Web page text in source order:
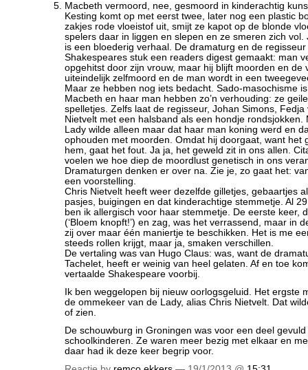
Macbeth vermoord, nee, gesmoord in kinderachtig
Kesting komt op met eerst twee, later nog een plastic
zakjes rode vloeistof uit, smijt ze kapot op de blonde
spelers daar in liggen en slepen en ze smeren zich vol.
is een bloederig verhaal. De dramaturg en de
Shakespeares stuk een readers digest gemaakt: man
opgehitst door zijn vrouw, maar hij blijft moorden en de
uiteindelijk zelfmoord en de man wordt in een
Maar ze hebben nog iets bedacht. Sado-masochisme
Macbeth en haar man hebben zo’n verhouding: ze
spelletjes. Zelfs laat de regisseur, Johan Simons, Fedja
Nietvelt met een halsband als een hondje rondsjokken.
Lady wilde alleen maar dat haar man koning werd en
ophouden met moorden. Omdat hij doorgaat, want het
hem, gaat het fout. Ja ja, het geweld zit in ons allen.
voelen we hoe diep de moordlust genetisch in ons
Dramaturgen denken er over na. Zie je, zo gaat het:
een voorstelling.
Chris Nietvelt heeft weer dezelfde gilletjes, gebaartjes
pasjes, buigingen en dat kinderachtige stemmetje. Al
ben ik allergisch voor haar stemmetje. De eerste keer,
(‘Bloem knopft!’) en zag, was het verrassend, maar in
zij over maar één maniertje te beschikken. Het is me
steeds rollen krijgt, maar ja, smaken verschillen.
De vertaling was van Hugo Claus: was, want de
Tachelet, heeft er weinig van heel gelaten. Af en toe
vertaalde Shakespeare voorbij.
Ik ben weggelopen bij nieuw oorlogsgeluid. Het ergste
de ommekeer van de Lady, alias Chris Nietvelt. Dat
of zien.
De schouwburg in Groningen was voor een deel
schoolkinderen. Ze waren meer bezig met elkaar en
daar had ik deze keer begrip voor.